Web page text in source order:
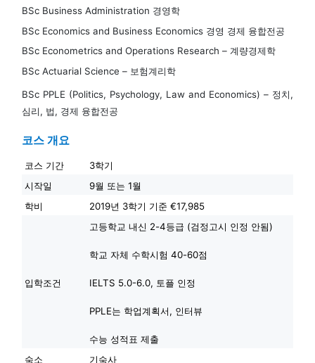
BSc Business Administration 경영학
BSc Economics and Business Economics 경영 경제 융합전공
BSc Econometrics and Operations Research – 계량경제학
BSc Actuarial Science – 보험계리학
BSc PPLE (Politics, Psychology, Law and Economics) – 정치,
심리, 법, 경제 융합전공
코스 개요
코스 기간
3학기
시작일
9월 또는 1월
학비
2019년 3학기 기준 €17,985
입학조건
고등학교 내신 2-4등급 (검정고시 인정 안됨)
학교 자체 수학시험 40-60점
IELTS 5.0-6.0, 토플 인정
PPLE는 학업계획서, 인터뷰
수능 성적표 제출
숙소
기숙사